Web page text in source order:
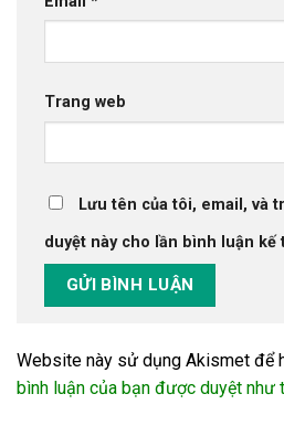
Trang web
Lưu tên của tôi, email, và
duyệt này cho lần bình luận kế
Website này sử dụng Akismet để
bình luận của bạn được duyệt như